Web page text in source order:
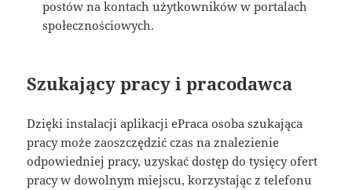
postów na kontach użytkowników w portalach
społecznościowych.
Szukający pracy i pracodawca
Dzięki instalacji aplikacji ePraca osoba szukająca
pracy może zaoszczędzić czas na znalezienie
odpowiedniej pracy, uzyskać dostęp do tysięcy ofert
pracy w dowolnym miejscu, korzystając z telefonu